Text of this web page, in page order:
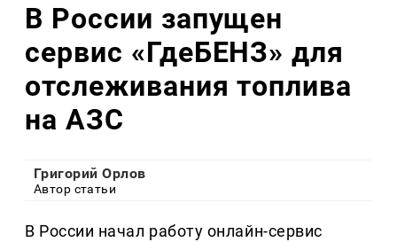
В России запущен
сервис «ГдеБЕНЗ» для
отслеживания топлива
на АЗС
Григорий Орлов
Автор статьи
В России начал работу онлайн-сервис